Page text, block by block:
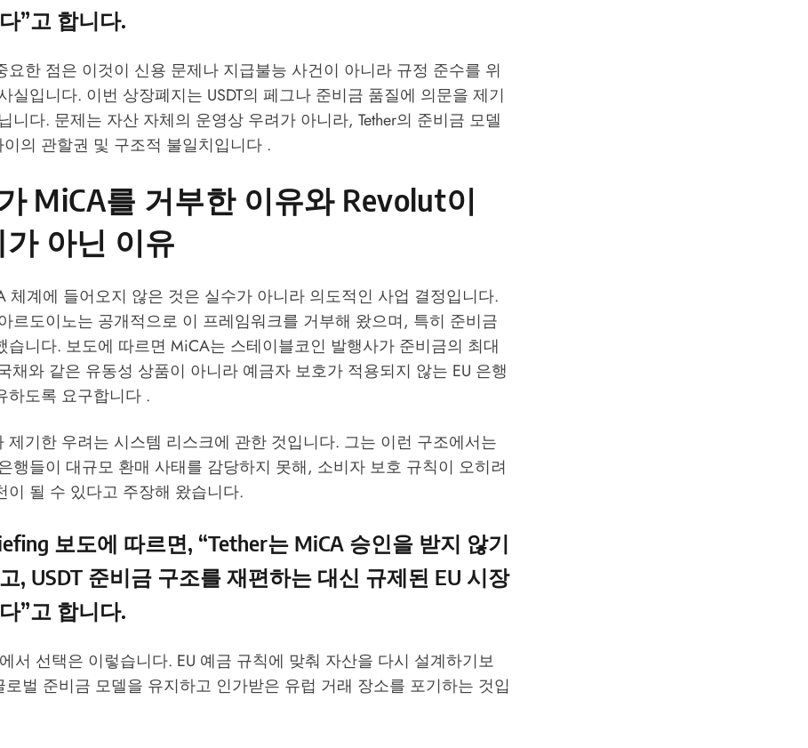
”고 합니다.
요한 점은 이것이 신용 문제나 지급불능 사건이 아니라 규정 준수를 위
실입니다. 이번 상장폐지는 USDT의 페그나 준비금 품질에 의문을 제기
니다. 문제는 자산 자체의 운영상 우려가 아니라, Tether의 준비금 모델
이의 관할권 및 구조적 불일치입니다 .
MiCA를 거부한 이유와 Revolut이
아닌 이유
체계에 들어오지 않은 것은 실수가 아니라 의도적인 사업 결정입니다.
르도이노는 공개적으로 이 프레임워크를 거부해 왔으며, 특히 준비금
습니다. 보도에 따르면 MiCA는 스테이블코인 발행사가 준비금의 최대
채와 같은 유동성 상품이 아니라 예금자 보호가 적용되지 않는 EU 은행
하도록 요구합니다 .
제기한 우려는 시스템 리스크에 관한 것입니다. 그는 이런 구조에서는
행들이 대규모 환매 사태를 감당하지 못해, 소비자 보호 규칙이 오히려
이 될 수 있다고 주장해 왔습니다.
보도에 따르면, “Tether는 MiCA 승인을 받지 않기
, USDT 준비금 구조를 재편하는 대신 규제된 EU 시장
”고 합니다.
서 선택은 이렇습니다. EU 예금 규칙에 맞춰 자산을 다시 설계하기보
로벌 준비금 모델을 유지하고 인가받은 유럽 거래 장소를 포기하는 것입